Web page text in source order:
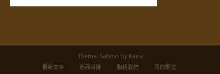
Theme: Sabino by Kaira
最新文章 商品目錄 聯絡我們
我的帳號